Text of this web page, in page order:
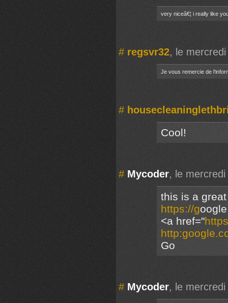
very niceâ€¦ i really like
# regsvr32, le
Je vous remercie de
#
Cool!
# Mycoder, le
this is a
https://g
<a href="
Go
# Mycoder, le